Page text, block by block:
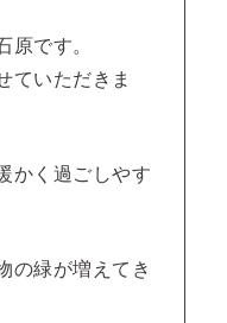
原です。
ていただきま
かく過ごしやす
の緑が増えてき